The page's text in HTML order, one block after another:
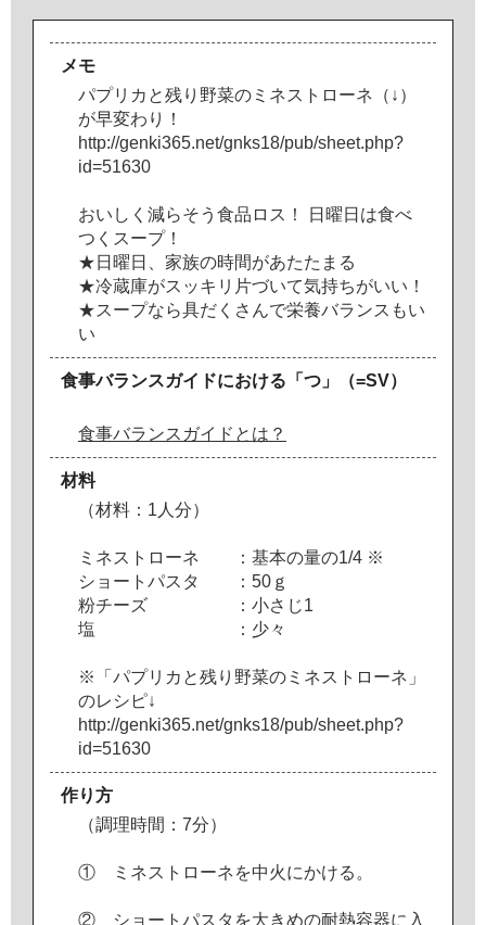
メモ
パプリ カ と残り 野菜の ミ ネス ト ロ ーネ （ ↓ ）
が早変わ り
！
http://genki365.net/gnks18/pub/sheet.php?
id=51630
おい し く 減らそ う 食品 ロ ス ！ 日 曜 日 は食べ
つ く スープ！
★ 日 曜 日 家族の時間があたた ま る
★冷蔵庫がス ッキ リ 片づいて気持ちがいい ！
★スープなら具だ く さ んで栄養バラ ンス もい
い
食事バランスガイドにおける「つ」（=SV）
食事バランスガイドとは？
材料
（材料 ： 1 人 分）
ミ ネス ト ロ ーネ ： 基本の量の1/4 ※
シ ョ ー ト パス タ ： 50 ｇ
粉チーズ ： 小さ じ1
塩
： 少々
※ 「 パプリ カ と残り 野菜の ミ ネス ト ロ ーネ 」
のレ シ ピ↓
http://genki365.net/gnks18/pub/sheet.php?
id=51630
作り方
（調理時間 ： 7分）
① ミ ネス ト ロ ーネを中火にかける 。
② シ ョ ー ト パス タ を大きめの耐熱容器に 入